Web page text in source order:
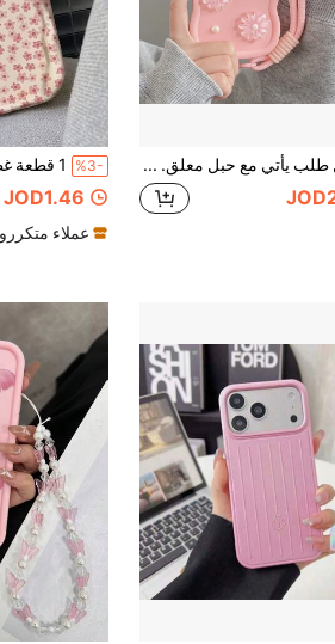
كل طلب يأتي مع حبل معلق. تابع متجرنا وأضف هذا المنتج إلى مفضلاتك لتلقي هدية إضافية | ماكرون وردي / وردي أبيض زهري / لؤلؤي / حبل مضفر / حبل معلق مجاني | غطاء هاتف DIY | متوافق مع آيفون 17/16/15 PRO MAX/15 PLUS/15 PRO/15/14 PRO MAX/14 PLUS/14 PRO/14/13 PRO MAX/13 PRO/13/12 PRO MAX/12 PRO/11 PRO/11/XS MAX/XR/XS/7/8 PLUS %3-
JOD1.46
عملاء